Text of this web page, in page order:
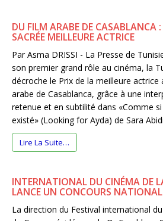
DU FILM ARABE DE CASABLANCA
SACRÉE MEILLEURE ACTRICE
Par Asma DRISSI - La Presse de
son premier grand rôle au cinéma, la
décroche le Prix de la meilleure actrice
arabe de Casablanca, grâce à une
retenue et en subtilité dans «Comme si
existé» (Looking for Ayda) de Sara
Lire La Suite…
INTERNATIONAL DU CINÉMA DE
LANCE UN CONCOURS NATIONAL
La direction du Festival international